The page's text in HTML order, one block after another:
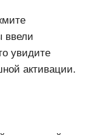
ввели
увидите
активации.